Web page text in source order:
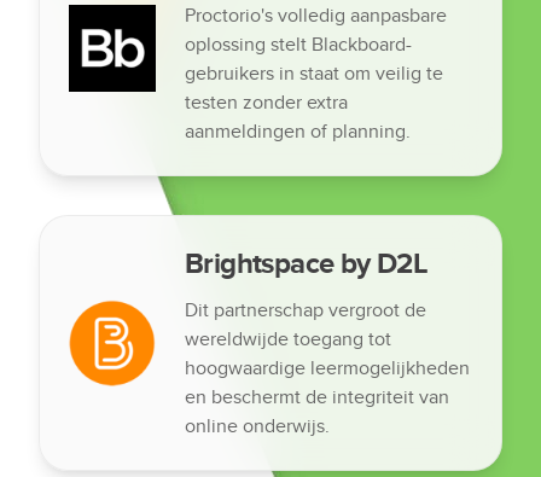
Proctorio's volledig aanpasbare
oplossing stelt Blackboard-
gebruikers in staat om veilig te
testen zonder extra
aanmeldingen of planning.
Brightspace by D2L
Dit partnerschap vergroot de
wereldwijde toegang tot
hoogwaardige leermogelijkheden
en beschermt de integriteit van
online onderwijs.